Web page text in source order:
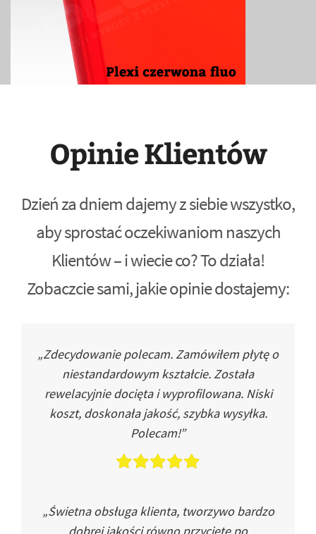
Opinie Klientów
Dzień za dniem dajemy z siebie wszystko,
aby sprostać oczekiwaniom naszych
Klientów – i wiecie co? To działa!
Zobaczcie sami, jakie opinie dostajemy:
„Zdecydowanie polecam. Zamówiłem płytę o
niestandardowym kształcie. Została
rewelacyjnie docięta i wyprofilowana. Niski
koszt, doskonała jakość, szybka wysyłka.
Polecam!”
„Świetna obsługa klienta, tworzywo bardzo